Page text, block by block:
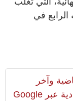
الرابع في
وآخر
المستجدات السياسية والإقتصادية عبر Google